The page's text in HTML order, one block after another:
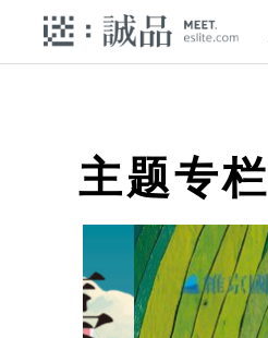
主题专栏